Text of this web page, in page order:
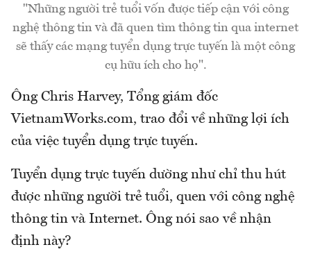
"Những người trẻ tuổi vốn được tiếp cận với công
nghệ thông tin và đã quen tìm thông tin qua internet
sẽ thấy các mạng tuyển dụng trực tuyến là một công
cụ hữu ích cho họ".
Ông Chris Harvey, Tổng giám đốc
VietnamWorks.com, trao đổi về những lợi ích
của việc tuyển dụng trực tuyến.
Tuyển dụng trực tuyến dường như chỉ thu hút
được những người trẻ tuổi, quen với công nghệ
thông tin và Internet. Ông nói sao về nhận
định này?